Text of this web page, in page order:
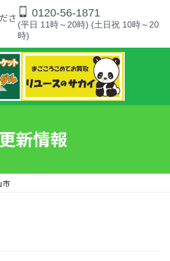
さ
0120-56-1871
(平日 11時～20時) (土日祝 10時～20
時)
更新情報
市